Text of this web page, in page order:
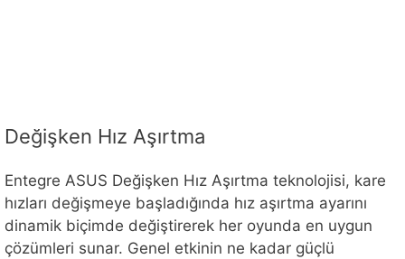
Değişken Hız Aşırtma
Entegre ASUS Değişken Hız Aşırtma teknolojisi, kare
hızları değişmeye başladığında hız aşırtma ayarını
dinamik biçimde değiştirerek her oyunda en uygun
çözümleri sunar. Genel etkinin ne kadar güçlü